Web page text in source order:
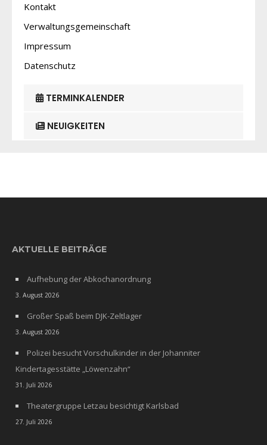
Kontakt
Verwaltungsgemeinschaft
Impressum
Datenschutz
TERMINKALENDER
NEUIGKEITEN
AKTUELLE BEITRÄGE
Aufhebung der Abkochanordnung
3. August 2026
Großer Spaß beim DJK-Zeltlager
3. August 2026
Polizei besucht Vorschulkinder in der Johanniter
Kindertagesstätte „Löwenzahn“
31. Juli 2026
Theatergruppe Letzau besichtigt Karlsbad
27. Juli 2026